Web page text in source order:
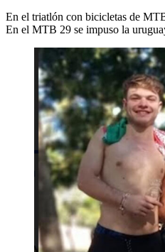
En el triatlón con bicicletas de
En el MTB 29 se impuso la